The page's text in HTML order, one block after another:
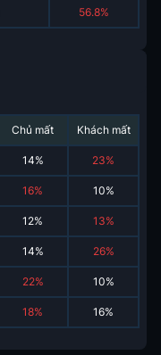
56.8%
Chủ mất Khách mất
14% 23%
16% 10%
12% 13%
14% 26%
22% 10%
18% 16%